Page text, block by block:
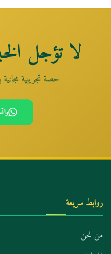
لا تؤجل
حصة تجريبية مجانية بدون أي
روابط سريعة
من نحن